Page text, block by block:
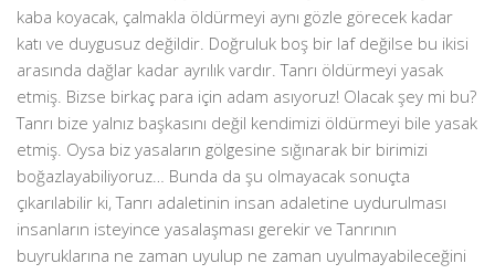
kaba koyacak, çalmakla öldürmeyi aynı gözle görecek kadar
katı ve duygusuz değildir. Doğruluk boş bir laf değilse bu ikisi
arasında dağlar kadar ayrılık vardır. Tanrı öldürmeyi yasak
etmiş. Bizse birkaç para için adam asıyoruz! Olacak şey mi bu?
Tanrı bize yalnız başkasını değil kendimizi öldürmeyi bile yasak
etmiş. Oysa biz yasaların gölgesine sığınarak bir birimizi
boğazlayabiliyoruz… Bunda da şu olmayacak sonuçta
çıkarılabilir ki, Tanrı adaletinin insan adaletine uydurulması
insanların isteyince yasalaşması gerekir ve Tanrının
buyruklarına ne zaman uyulup ne zaman uyulmayabileceğini